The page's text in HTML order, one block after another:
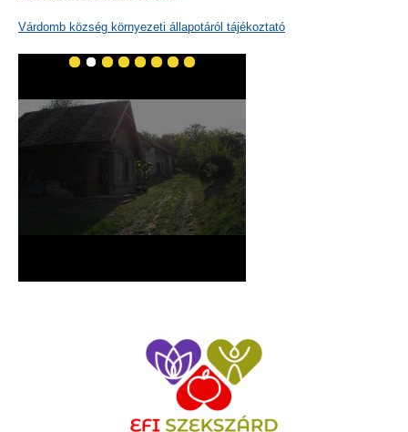
Várdomb község környezeti állapotáról tájékoztató